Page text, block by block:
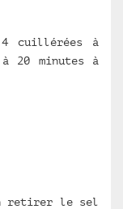
cuillérées à
20 minutes à
retirer le sel